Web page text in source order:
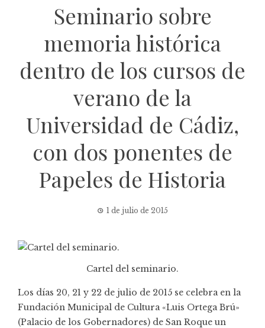
Seminario sobre
memoria histórica
dentro de los cursos de
verano de la
Universidad de Cádiz,
con dos ponentes de
Papeles de Historia
1 de julio de 2015
Cartel del seminario.
Los días 20, 21 y 22 de julio de 2015 se celebra en la
Fundación Municipal de Cultura «Luis Ortega Brú»
(Palacio de los Gobernadores) de San Roque un